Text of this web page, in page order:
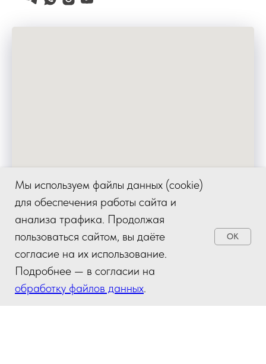
Все изображения «до/после», размещенные на сайте, содержат
усредненный возможный результат, не являются примером конкретного
случая излечения, не гарантируют повторение данного клинического
результата и служат для ориентировочной оценки предполагаемых
результатов, в том числе эстетических.
Мы используем файлы данных (cookie)
для обеспечения работы сайта и
анализа трафика. Продолжая
пользоваться сайтом, вы даёте
согласие на их использование.
Подробнее — в согласии на
обработку файлов данных.
OK